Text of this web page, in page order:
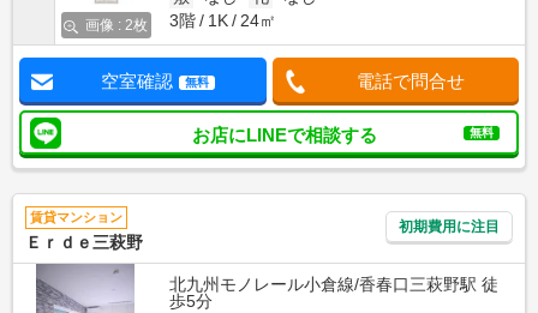
画像 : 2枚
3階
1K 24㎡
空室確認 無料 電話で問合せ
お店にLINEで相談する 無料
賃貸マンション
Ｅｒｄｅ三萩野
初期費用に注目
北九州モノレール小倉線/香春口三萩野駅 徒
歩5分